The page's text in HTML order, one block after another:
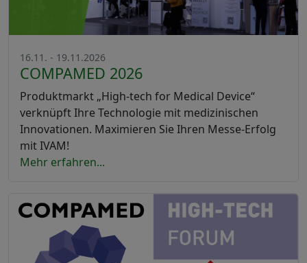
16.11. - 19.11.2026
COMPAMED 2026
Produktmarkt „High-tech for Medical Device“
verknüpft Ihre Technologie mit medizinischen
Innovationen. Maximieren Sie Ihren Messe-Erfolg
mit IVAM!
Mehr erfahren...